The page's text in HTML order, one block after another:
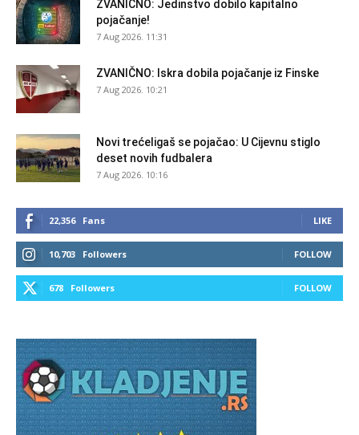
ZVANIČNO: Jedinstvo dobilo kapitalno
pojačanje!
7 Aug 2026. 11:31
ZVANIČNO: Iskra dobila pojačanje iz Finske
7 Aug 2026. 10:21
Novi trećeligaš se pojačao: U Cijevnu stiglo
deset novih fudbalera
7 Aug 2026. 10:16
22,356 Fans LIKE
10,703 Followers FOLLOW
678 Followers FOLLOW